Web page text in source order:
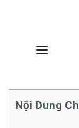
Nội Dung